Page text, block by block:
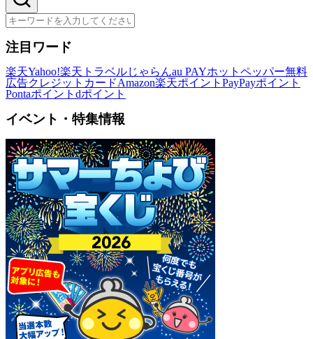
注目ワード
楽天Yahoo!楽天トラベルじゃらんau PAYホットペッパー無料
広告クレジットカードAmazon楽天ポイント PayPayポイント
Pontaポイント dポイント
イベント・特集情報